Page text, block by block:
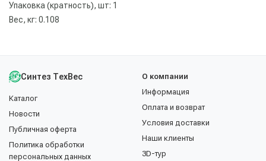
Упаковка (кратность), шт: 1
Вес, кг: 0.108
Синтез ТехВес
Каталог
Новости
Публичная оферта
Политика обработки
персональных данных
О компании
Информация
Оплата и возврат
Условия доставки
Наши клиенты
3D-тур